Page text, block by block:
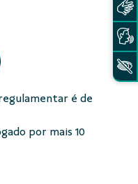
é de
por mais 10